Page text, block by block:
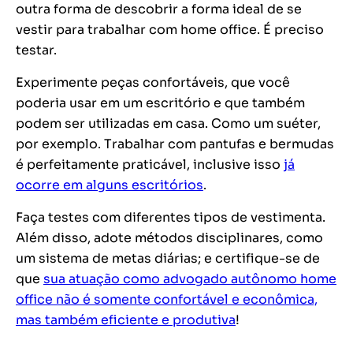
outra forma de descobrir a forma ideal de se
vestir para trabalhar com home office. É preciso
testar.
Experimente peças confortáveis, que você
poderia usar em um escritório e que também
podem ser utilizadas em casa. Como um suéter,
por exemplo. Trabalhar com pantufas e bermudas
é perfeitamente praticável, inclusive isso já
ocorre em alguns escritórios.
Faça testes com diferentes tipos de vestimenta.
Além disso, adote métodos disciplinares, como
um sistema de metas diárias; e certifique-se de
que sua atuação como advogado autônomo home
office não é somente confortável e econômica,
mas também eficiente e produtiva!